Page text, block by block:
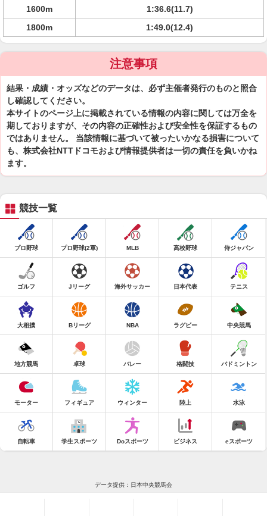
1600m
1:36.6(11.7)
1800m
1:49.0(12.4)
注意事項
結果・成績・オッズなどのデータは、必ず主催者発行のものと照合
し確認してください。
本サイトのページ上に掲載されている情報の内容に関しては万全を
期しておりますが、その内容の正確性および安全性を保証するもの
ではありません。 当該情報に基づいて被ったいかなる損害について
も、株式会社NTTドコモおよび情報提供者は一切の責任を負いかね
ます。
競技一覧
プロ野球 プロ野球(2軍) MLB 高校野球 侍ジャパン
ゴルフ Jリーグ 海外サッカー 日本代表 テニス
大相撲 Bリーグ NBA ラグビー 中央競馬
地方競馬 卓球 バレー 格闘技 バドミントン
モーター フィギュア ウィンター 陸上 水泳
自転車 学生スポーツ Doスポーツ ビジネス eスポーツ
データ提供：日本中央競馬会